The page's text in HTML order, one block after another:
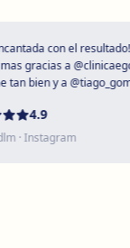
con el resultado!
gracias a @clinicaegos
bien y a @tiago_gomes
sin duda ❤️
4.9
Instagram